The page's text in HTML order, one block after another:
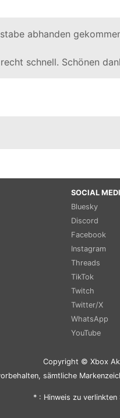
abhanden
schnell. Schönen
SOCIAL
Bluesky
Discord
Facebook
Instagram
Threads
TikTok
Twitch
Twitter/X
WhatsApp
YouTube
Copyright © Xbox
sämtliche
* : Hinweis zu verlinkten